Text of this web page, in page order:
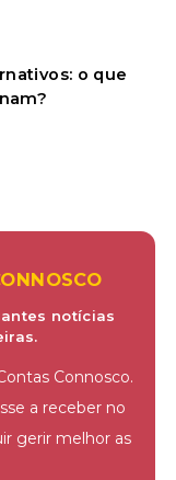
o que
notícias
Connosco.
a receber no
gerir melhor as